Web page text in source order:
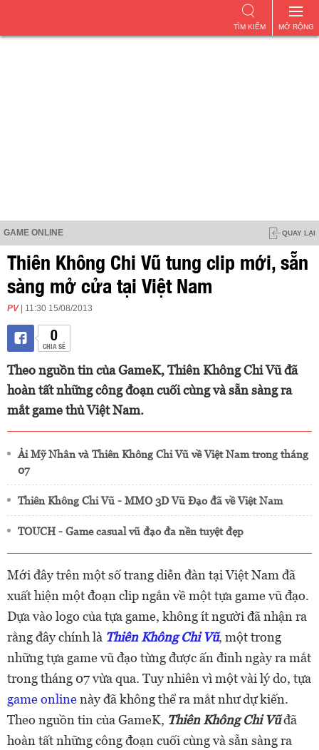
MỞ RỘNG
TÌM KIẾM
GAME ONLINE QUAY LẠI
Thiên Không Chi Vũ tung clip mới, sẵn
sàng mở cửa tại Việt Nam
PV | 11:30 15/08/2013
0
CHIA SẺ
Theo nguồn tin của GameK, Thiên Không Chi Vũ đã
hoàn tất những công đoạn cuối cùng và sẵn sàng ra
mắt game thủ Việt Nam.
Ải Mỹ Nhân và Thiên Không Chi Vũ về Việt Nam trong tháng
07
Thiên Không Chi Vũ - MMO 3D Vũ Đạo đã về Việt Nam
TOUCH - Game casual vũ đạo đa nền tuyệt đẹp
Mới đây trên một số trang diễn đàn tại Việt Nam đã
xuất hiện một đoạn clip ngắn về một tựa game vũ đạo.
Dựa vào logo của tựa game, không ít người đã nhận ra
rằng đây chính là Thiên Không Chi Vũ, một trong
những tựa game vũ đạo từng được ấn đinh ngày ra mắt
trong tháng 07 vừa qua. Tuy nhiên vì một vài lý do, tựa
game onlinenày đã không thể ra mắt như dự kiến.
Theo nguồn tin của GameK, Thiên Không Chi Vũđã
hoàn tất những công đoạn cuối cùng và sẵn sàng ra